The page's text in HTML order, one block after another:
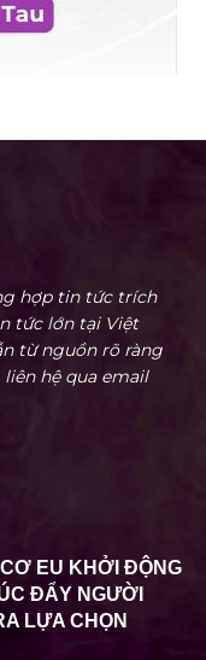
hợp tin tức trích
tức lớn tại Việt
từ nguồn rõ ràng
hệ qua email
EU KHỞI ĐỘNG
ĐẨY NGƯỜI
LỰA CHỌN